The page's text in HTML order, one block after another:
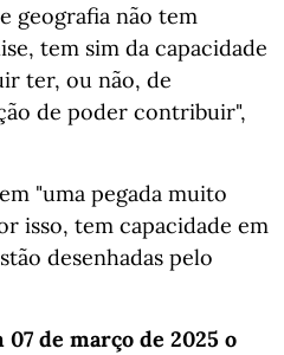
geografia não tem
tem sim da capacidade
ter, ou não, de
de poder contribuir",
"uma pegada muito
isso, tem capacidade em
desenhadas pelo
de março de 2025 o